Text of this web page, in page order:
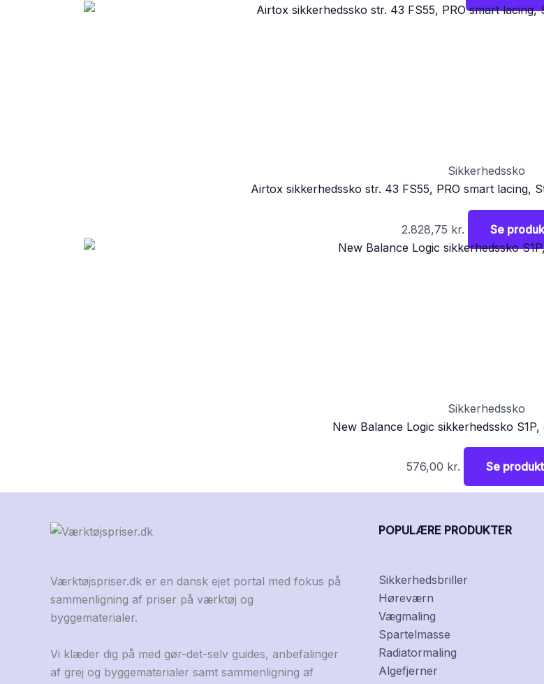
Sikkerhedssko
Airtox sikkerhedssko str. 43 FS55, PRO smart lacing,
2.828,75 kr. Se
Sikkerhedssko
New Balance Logic sikkerhedssko
576,00 kr. Se produkt
Værktøjspriser.dk er en dansk ejet portal med fokus på
sammenligning af priser på værktøj og
byggematerialer.
Vi klæder dig på med gør-det-selv guides, anbefalinger
af grej og byggematerialer samt sammenligning af
POPULÆRE PRODUKTER
Sikkerhedsbriller
Høreværn
Vægmaling
Spartelmasse
Radiatormaling
Algefjerner